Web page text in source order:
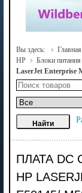
Вы здесь: Главная
HP
Блоки
LaserJet Enterprise
ПЛАТА DC
HP